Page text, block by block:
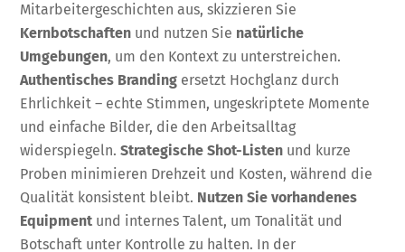
Mitarbeitergeschichten aus, skizzieren Sie
Kernbotschaften und nutzen Sie natürliche
Umgebungen, um den Kontext zu unterstreichen.
Authentisches Branding ersetzt Hochglanz durch
Ehrlichkeit – echte Stimmen, ungeskriptete Momente
und einfache Bilder, die den Arbeitsalltag
widerspiegeln.Strategische Shot-Listen und kurze
Proben minimieren Drehzeit und Kosten, während die
Qualität konsistent bleibt. Nutzen Sie vorhandenes
Equipment und internes Talent, um Tonalität und
Botschaft unter Kontrolle zu halten. In der